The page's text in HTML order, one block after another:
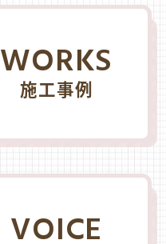
WORKS
施工事例
VOICE